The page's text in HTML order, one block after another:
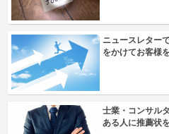
ニュースレター
をかけてお客様
士業・コンサル
ある人に推薦状